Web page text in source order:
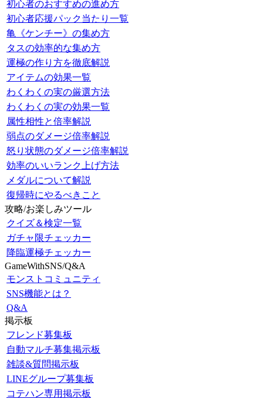
初心者のおすすめの進め方
初心者応援パック当たり一覧
亀《ケンチー》の集め方
タスの効率的な集め方
運極の作り方を徹底解説
アイテムの効果一覧
わくわくの実の厳選方法
わくわくの実の効果一覧
属性相性と倍率解説
弱点のダメージ倍率解説
怒り状態のダメージ倍率解説
効率のいいランク上げ方法
メダルについて解説
復帰時にやるべきこと
攻略/お楽しみツール
クイズ＆検定一覧
ガチャ限チェッカー
降臨運極チェッカー
GameWithSNS/Q&A
モンストコミュニティ
SNS機能とは？
Q&A
掲示板
フレンド募集板
自動マルチ募集掲示板
雑談&質問掲示板
LINEグループ募集板
コテハン専用掲示板